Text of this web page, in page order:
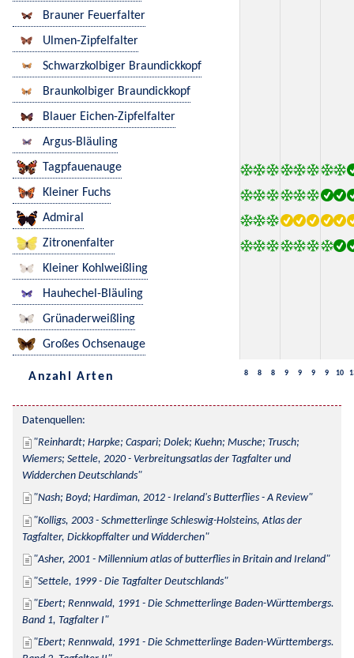
Brauner Feuerfalter
Ulmen-Zipfelfalter
Schwarzkolbiger Braundickkopf
Braunkolbiger Braundickkopf
Blauer Eichen-Zipfelfalter
Argus-Bläuling
Tagpfauenauge
Kleiner Fuchs
Admiral
Zitronenfalter
Kleiner Kohlweißling
Hauhechel-Bläuling
Grünaderweißling
Großes Ochsenauge
Anzahl Arten 8 8 8 9 9 9 9 10
Datenquellen:
Reinhardt; Harpke; Caspari; Dolek; Kuehn; Musche; Trusch;
Wiemers; Settele, 2020 - Verbreitungsatlas der Tagfalter und
Widderchen Deutschlands
Nash; Boyd; Hardiman, 2012 - Ireland's Butterflies - A Review
Kolligs, 2003 - Schmetterlinge Schleswig-Holsteins, Atlas der
Tagfalter, Dickkopffalter und Widderchen
Asher, 2001 - Millennium atlas of butterflies in Britain and Ireland
Settele, 1999 - Die Tagfalter Deutschlands
Ebert; Rennwald, 1991 - Die Schmetterlinge Baden-Württembergs.
Band 1, Tagfalter I
Ebert; Rennwald, 1991 - Die Schmetterlinge Baden-Württembergs.